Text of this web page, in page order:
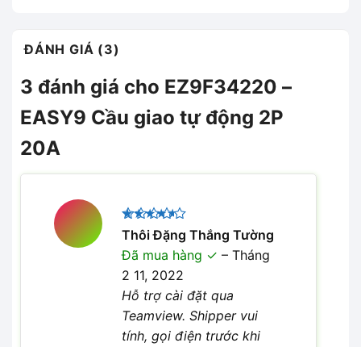
ĐÁNH GIÁ (3)
3 đánh giá cho EZ9F34220 –
EASY9 Cầu giao tự động 2P
20A
Được
xếp hạng
45 sao
Thôi Đặng Thắng Tường
Đã mua hàng
– Tháng
2 11, 2022
Hỗ trợ cài đặt qua
Teamview. Shipper vui
tính, gọi điện trước khi